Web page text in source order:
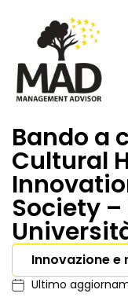
Bando a
Cultural
Society –
Innovazione e
Ultimo